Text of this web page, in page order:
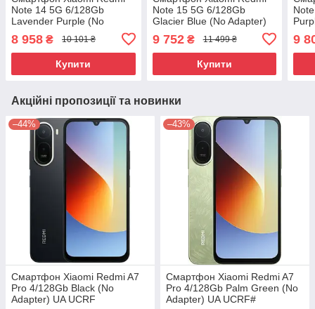
Note 14 5G 6/128Gb
Lavender Purple (No
8 958 ₴ 10 101 ₴
Купити
Note 15 5G 6/128Gb
Glacier Blue (No Adapter)
9 752₴ 11 499 ₴
Купити
9
Акційні пропозиції та новинки
–44%
Смартфон Xiaomi Redmi A7
Pro 4/128Gb Black (No
Adapter) UA UCRF
–43%
Смартфон Xiaomi Redmi A7
Pro 4/128Gb Palm Green (No
Adapter) UA UCRF#